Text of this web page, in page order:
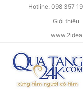
Hotline: 098 357
Giới thiệu